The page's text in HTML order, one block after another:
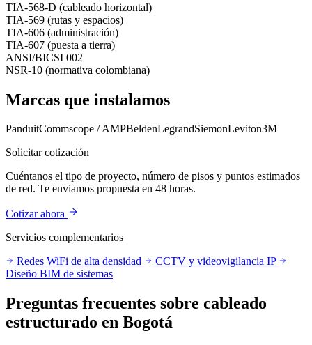
TIA-568-D (cableado horizontal)
TIA-569 (rutas y espacios)
TIA-606 (administración)
TIA-607 (puesta a tierra)
ANSI/BICSI 002
NSR-10 (normativa colombiana)
Marcas que instalamos
PanduitCommscope / AMPBeldenLegrandSiemonLeviton3M
Solicitar cotización
Cuéntanos el tipo de proyecto, número de pisos y puntos estimados
de red. Te enviamos propuesta en 48 horas.
Cotizar ahora
Servicios complementarios
Redes WiFi de alta densidad
CCTV y videovigilancia IP
Diseño BIM de sistemas
Preguntas frecuentes sobre cableado
estructurado en Bogotá